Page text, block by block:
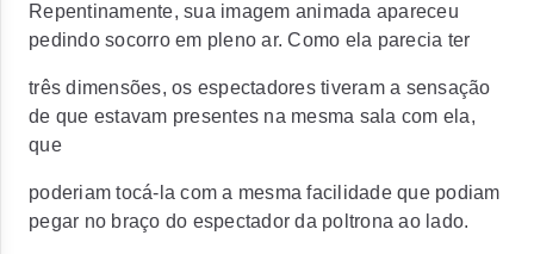
Repentinamente, sua imagem animada apareceu
pedindo socorro em pleno ar. Como ela parecia ter
três dimensões, os espectadores tiveram a sensação
de que estavam presentes na mesma sala com ela,
que
poderiam tocá-la com a mesma facilidade que podiam
pegar no braço do espectador da poltrona ao lado.